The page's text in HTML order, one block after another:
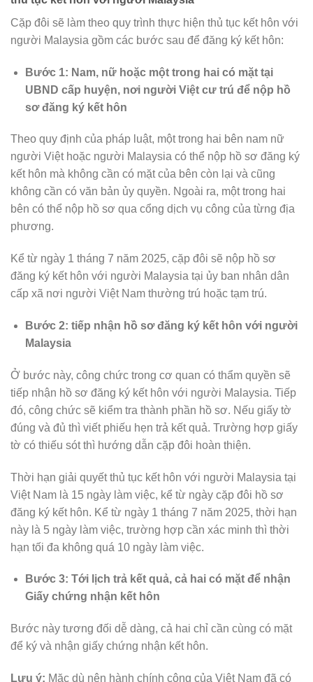
Cặp đôi sẽ làm theo quy trình thực hiện thủ tục kết hôn với
người Malaysia gồm các bước sau để đăng ký kết hôn:
Bước 1: Nam, nữ hoặc một trong hai có mặt tại
UBND cấp huyện, nơi người Việt cư trú để nộp hồ
sơ đăng ký kết hôn
Theo quy định của pháp luật, một trong hai bên nam nữ
người Việt hoặc người Malaysia có thể nộp hồ sơ đăng ký
kết hôn mà không cần có mặt của bên còn lại và cũng
không cần có văn bản ủy quyền. Ngoài ra, một trong hai
bên có thể nộp hồ sơ qua cổng dịch vụ công của từng địa
phương.
Kể từ ngày 1 tháng 7 năm 2025, cặp đôi sẽ nộp hồ sơ
đăng ký kết hôn với người Malaysia tại ủy ban nhân dân
cấp xã nơi người Việt Nam thường trú hoặc tạm trú.
Bước 2: tiếp nhận hồ sơ đăng ký kết hôn với người
Malaysia
Ở bước này, công chức trong cơ quan có thẩm quyền sẽ
tiếp nhận hồ sơ đăng ký kết hôn với người Malaysia. Tiếp
đó, công chức sẽ kiểm tra thành phần hồ sơ. Nếu giấy tờ
đúng và đủ thì viết phiếu hẹn trả kết quả. Trường hợp giấy
tờ có thiếu sót thì hướng dẫn cặp đôi hoàn thiện.
Thời hạn giải quyết thủ tục kết hôn với người Malaysia tại
Việt Nam là 15 ngày làm việc, kể từ ngày cặp đôi hồ sơ
đăng ký kết hôn. Kể từ ngày 1 tháng 7 năm 2025, thời hạn
này là 5 ngày làm việc, trường hợp cần xác minh thì thời
hạn tối đa không quá 10 ngày làm việc.
Bước 3: Tới lịch trả kết quả, cả hai có mặt để nhận
Giấy chứng nhận kết hôn
Bước này tương đối dễ dàng, cả hai chỉ cần cùng có mặt
để ký và nhận giấy chứng nhận kết hôn.
Lưu ý: Mặc dù nên hành chính công của Việt Nam đã có